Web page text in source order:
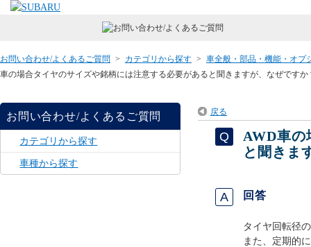
お問い合わせ/よくあるご質問 > カテゴリから探す > 車全般・部品・機能・オプ
車の場合タイヤのサイズや銘柄には注意する必要があると聞きますが、なぜですか
お問い合わせ/よくあるご質問
カテゴリから探す
車種から探す
戻る
AWD車の
と聞きま
回答
タイヤ回転径
また、定期的